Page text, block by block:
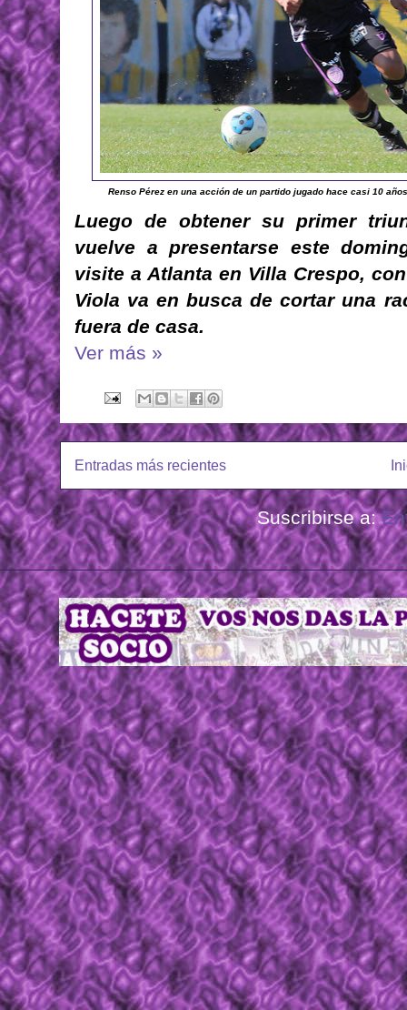
Renso Pérez en una acción de un partido jugado hace casi 10
Luego de obtener su primer
vuelve a presentarse este
visite a Atlanta en Villa Crespo,
Viola va en busca de cortar una
fuera de casa.
Ver más »
Entradas más recientes
Suscribirse a: